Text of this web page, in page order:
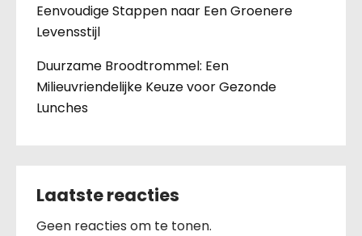
Eenvoudige Stappen naar Een Groenere
Levensstijl
Duurzame Broodtrommel: Een
Milieuvriendelijke Keuze voor Gezonde
Lunches
Laatste reacties
Geen reacties om te tonen.